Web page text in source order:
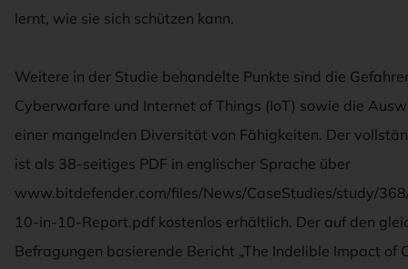
lernt, wie sie sich schützen kann.
Weitere in der Studie behandelte Punkte sind die
Cyberwarfare und Internet of Things (IoT) sowie die
einer mangelnden Diversität von Fähigkeiten. Der
ist als 38-seitiges PDF in englischer Sprache über
www.bitdefender.com/files/News/CaseStudies/study/
10-in-10-Report.pdf kostenlos erhältlich. Der auf den
Befragungen basierende Bericht „The Indelible Impact of